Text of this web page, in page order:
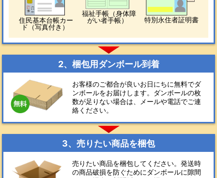
住民基本台帳カー
ド（写真付き）
福祉手帳（身体障
がい者手帳）
特別永住者証明書
2、梱包用ダンボール到着
お客様のご都合が良いお日にちに無料でダ
ンボールをお届けします。ダンボールの枚
数が足りない場合は、メールや電話でご連
絡ください。
3、売りたい商品を梱包
売りたい商品を梱包してください。発送時
の商品破損を防ぐためにダンボールに隙間